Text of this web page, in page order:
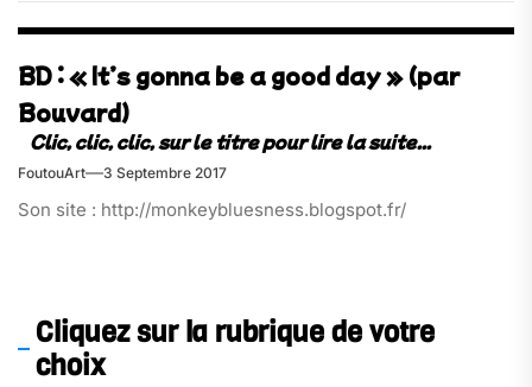
BD : « It’s gonna be a good day » (par
Bouvard)
FoutouArt 3 Septembre 2017
Son site : http://monkeybluesness.blogspot.fr/
Cliquez sur la rubrique de votre
choix